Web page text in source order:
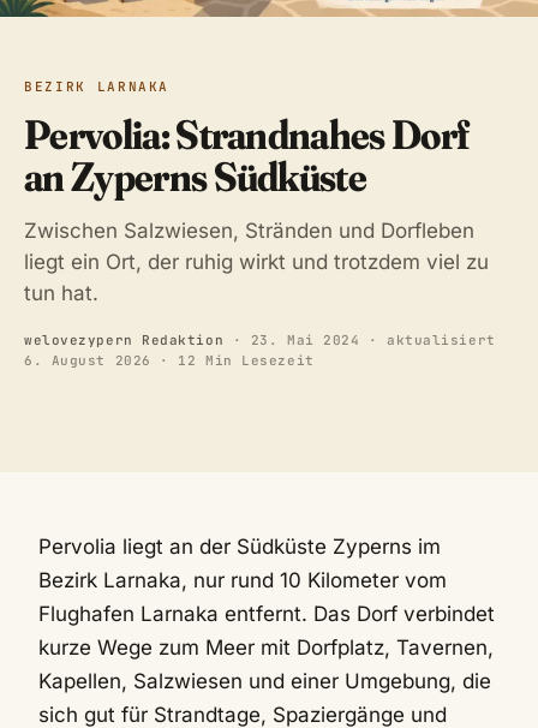
BEZIRK LARNAKA
Pervolia: Strandnahes Dorf
an Zyperns Südküste
Zwischen Salzwiesen, Stränden und Dorfleben
liegt ein Ort, der ruhig wirkt und trotzdem viel zu
tun hat.
welovezypern Redaktion · 23. Mai 2024 · aktualisiert
6. August 2026
· 12 Min Lesezeit
Pervolia liegt an der Südküste Zyperns im
Bezirk Larnaka, nur rund 10 Kilometer vom
Flughafen Larnaka entfernt. Das Dorf verbindet
kurze Wege zum Meer mit Dorfplatz, Tavernen,
Kapellen, Salzwiesen und einer Umgebung, die
sich gut für Strandtage, Spaziergänge und